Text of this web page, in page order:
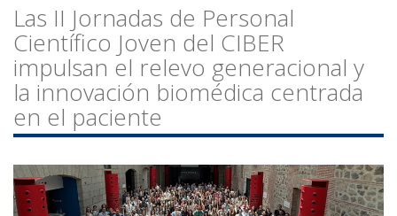
Las II Jornadas de Personal
Científico Joven del CIBER
impulsan el relevo generacional y
la innovación biomédica centrada
en el paciente